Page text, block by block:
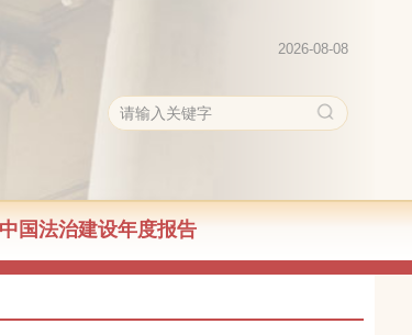
2026-08-08
中国法治建设年度报告